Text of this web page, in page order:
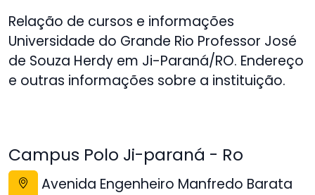
Relação de cursos e informações
Universidade do Grande Rio Professor José
de Souza Herdy em Ji-Paraná/RO. Endereço
e outras informações sobre a instituição.
Campus Polo Ji-paraná - Ro
Avenida Engenheiro Manfredo Barata